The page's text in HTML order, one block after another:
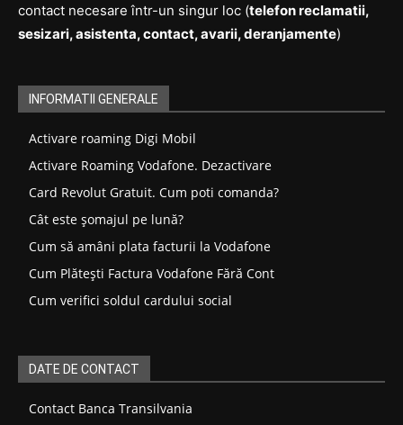
contact necesare într-un singur loc (telefon reclamatii,
sesizari, asistenta, contact, avarii, deranjamente)
INFORMATII GENERALE
Activare roaming Digi Mobil
Activare Roaming Vodafone. Dezactivare
Card Revolut Gratuit. Cum poti comanda?
Cât este șomajul pe lună?
Cum să amâni plata facturii la Vodafone
Cum Plătești Factura Vodafone Fără Cont
Cum verifici soldul cardului social
DATE DE CONTACT
Contact Banca Transilvania